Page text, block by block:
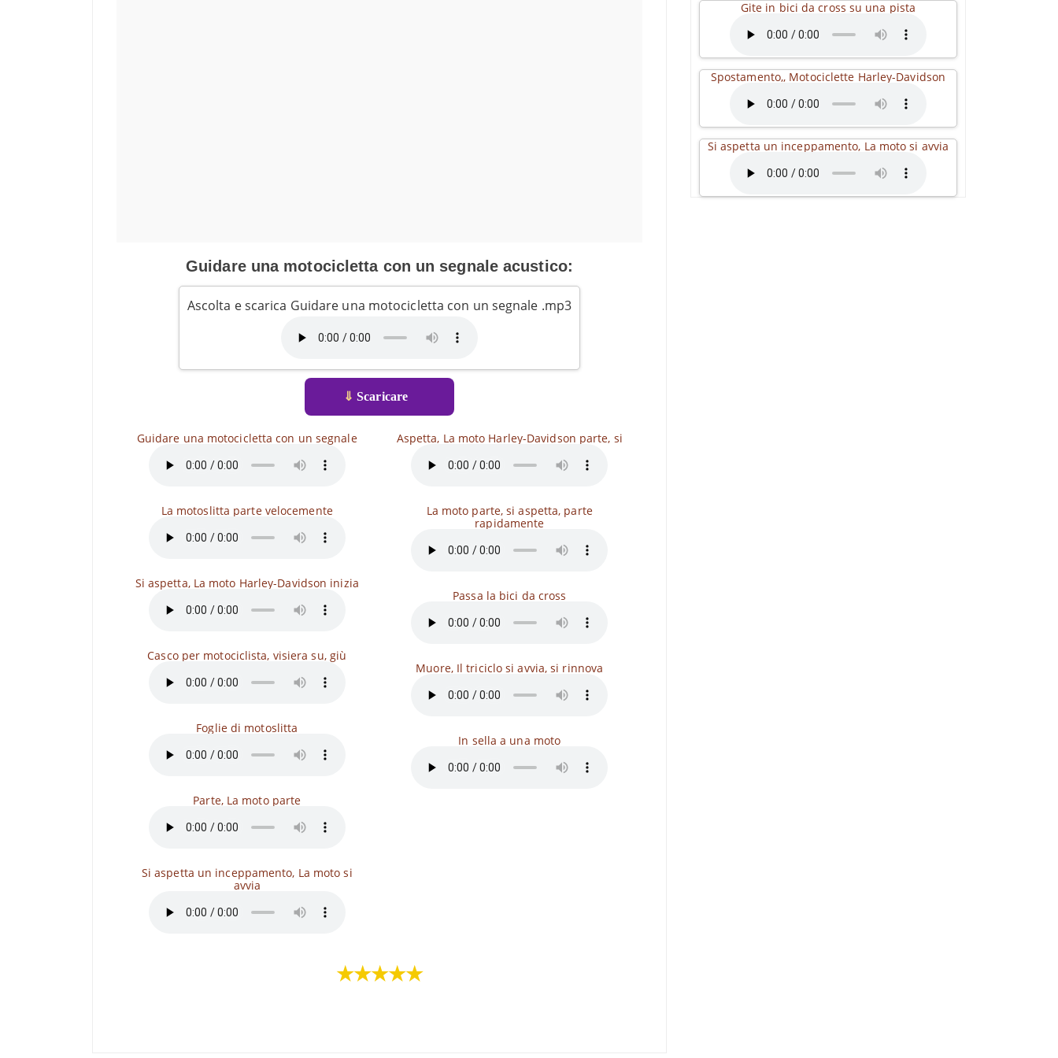
Guidare una motocicletta con un segnale acustico:
Ascolta e scarica Guidare una motocicletta con un segnale .mp3
⇓ Scaricare
Guidare una motocicletta con un segnale
La motoslitta parte velocemente
Si aspetta, La moto Harley-Davidson inizia
Casco per motociclista, visiera su, giù
Foglie di motoslitta
Parte, La moto parte
Si aspetta un inceppamento, La moto si
avvia
Aspetta, La moto Harley-Davidson parte, si
La moto parte, si aspetta, parte
rapidamente
Passa la bici da cross
Muore, Il triciclo si avvia, si rinnova
In sella a una moto
★★★★★
Gite in bici da cross su una pista
Spostamento,, Motociclette Harley-Davidson
Si aspetta un inceppamento, La moto si avvia